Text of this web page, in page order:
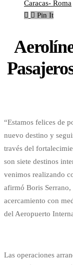
Pin It
“Estamos felices de
nuevo destino y
través del
son siete destinos
venimos realizando
afirmó Boris Serrano,
acercamiento con
del Aeropuerto
Las operaciones